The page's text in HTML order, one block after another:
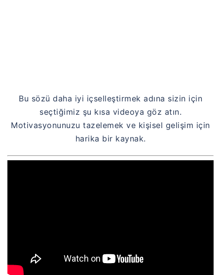
Bu sözü daha iyi içselleştirmek adına sizin için
seçtiğimiz şu kısa videoya göz atın.
Motivasyonunuzu tazelemek ve kişisel gelişim için
harika bir kaynak.